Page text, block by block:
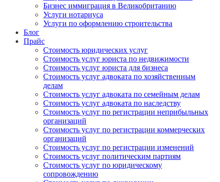
Бизнес иммиграция в Великобританию
Услуги нотариуса
Услуги по оформлению строительства
Блог
Прайс
Стоимость юридических услуг
Стоимость услуг юриста по недвижимости
Стоимость услуг юриста для бизнеса
Стоимость услуг адвоката по хозяйственным
делам
Стоимость услуг адвоката по семейным делам
Стоимость услуг адвоката по наследству
Стоимость услуг по регистрации неприбыльных
организаций
Стоимость услуг по регистрации коммерческих
организаций
Стоимость услуг по регистрации изменений
Стоимость услуг политическим партиям
Стоимость услуг по юридическому
сопровождению